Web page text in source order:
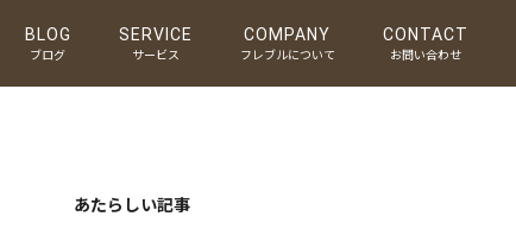
BLOG
ブログ
SERVICE
サービス
COMPANY
フレブルについて
CONTACT
お問い合わせ
あたらしい記事